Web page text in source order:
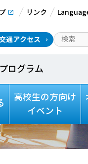
リンク
通アクセス
ログラム
高校生の方向け
イベント